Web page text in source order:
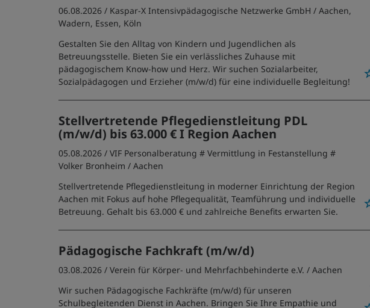
06.08.2026 / Kaspar-X Intensivpädagogische Netzwerke GmbH / Aachen,
Wadern, Essen, Köln
Gestalten Sie den Alltag von Kindern und Jugendlichen als
Betreuungsstelle. Bieten Sie ein verlässliches Zuhause mit
pädagogischem Know-how und Herz. Wir suchen Sozialarbeiter,
Sozialpädagogen und Erzieher (m/w/d) für eine individuelle Begleitung!
Stellvertretende Pflegedienstleitung PDL
(m/w/d) bis 63.000 € I Region Aachen
05.08.2026 /VIF Personalberatung # Vermittlung in Festanstellung #
Volker Bronheim / Aachen
Stellvertretende Pflegedienstleitung in moderner Einrichtung der Region
Aachen mit Fokus auf hohe Pflegequalität, Teamführung und individuelle
Betreuung. Gehalt bis 63.000 € und zahlreiche Benefits erwarten Sie.
Pädagogische Fachkraft (m/w/d)
03.08.2026 /Verein für Körper- und Mehrfachbehinderte e.V. / Aachen
Wir suchen Pädagogische Fachkräfte (m/w/d) für unseren
Schulbegleitenden Dienst in Aachen. Bringen Sie Ihre Empathie und